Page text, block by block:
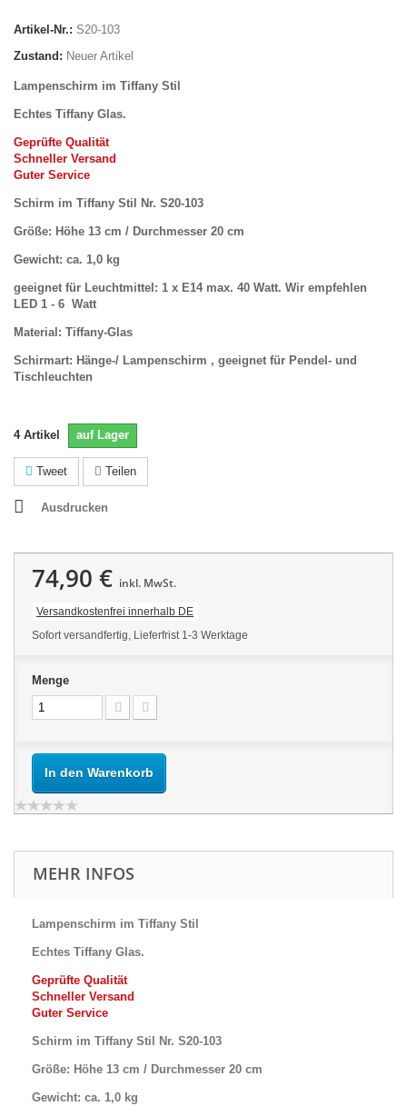
Artikel-Nr.: S20-103
Zustand: Neuer Artikel
Lampenschirm im Tiffany Stil
Echtes Tiffany Glas.
Geprüfte Qualität
Schneller Versand
Guter Service
Schirm im Tiffany Stil Nr. S20-103
Größe: Höhe 13 cm / Durchmesser 20 cm
Gewicht: ca. 1,0 kg
geeignet für Leuchtmittel: 1 x E14 max. 40 Watt. Wir empfehlen
LED 1 - 6 Watt
Material: Tiffany-Glas
Schirmart: Hänge-/ Lampenschirm , geeignet für Pendel- und
Tischleuchten
4 Artikel auf Lager
Tweet Teilen
Ausdrucken
74,90 € inkl. MwSt.
Versandkostenfrei innerhalb DE
Sofort versandfertig, Lieferfrist 1-3 Werktage
Menge
In den Warenkorb
MEHR INFOS
Lampenschirm im Tiffany Stil
Echtes Tiffany Glas.
Geprüfte Qualität
Schneller Versand
Guter Service
Schirm im Tiffany Stil Nr. S20-103
Größe: Höhe 13 cm / Durchmesser 20 cm
Gewicht: ca. 1,0 kg